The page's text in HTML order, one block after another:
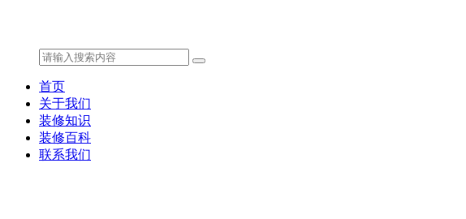
首页
关于我们
装修知识
装修百科
联系我们